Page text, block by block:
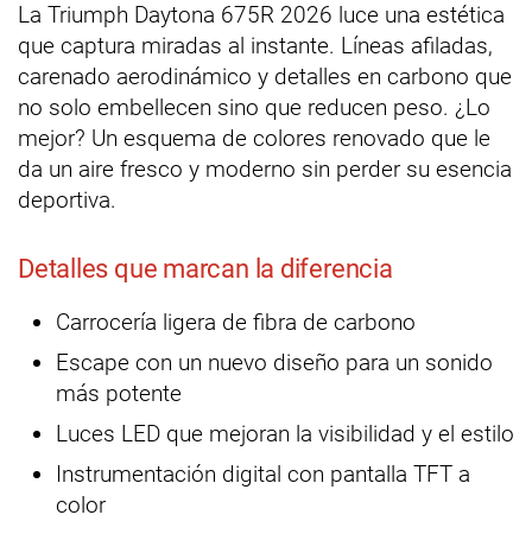
La Triumph Daytona 675R 2026 luce una estética
que captura miradas al instante. Líneas afiladas,
carenado aerodinámico y detalles en carbono que
no solo embellecen sino que reducen peso. ¿Lo
mejor? Un esquema de colores renovado que le
da un aire fresco y moderno sin perder su esencia
deportiva.
Detalles que marcan la diferencia
Carrocería ligera de fibra de carbono
Escape con un nuevo diseño para un sonido
más potente
Luces LED que mejoran la visibilidad y el estilo
Instrumentación digital con pantalla TFT a
color